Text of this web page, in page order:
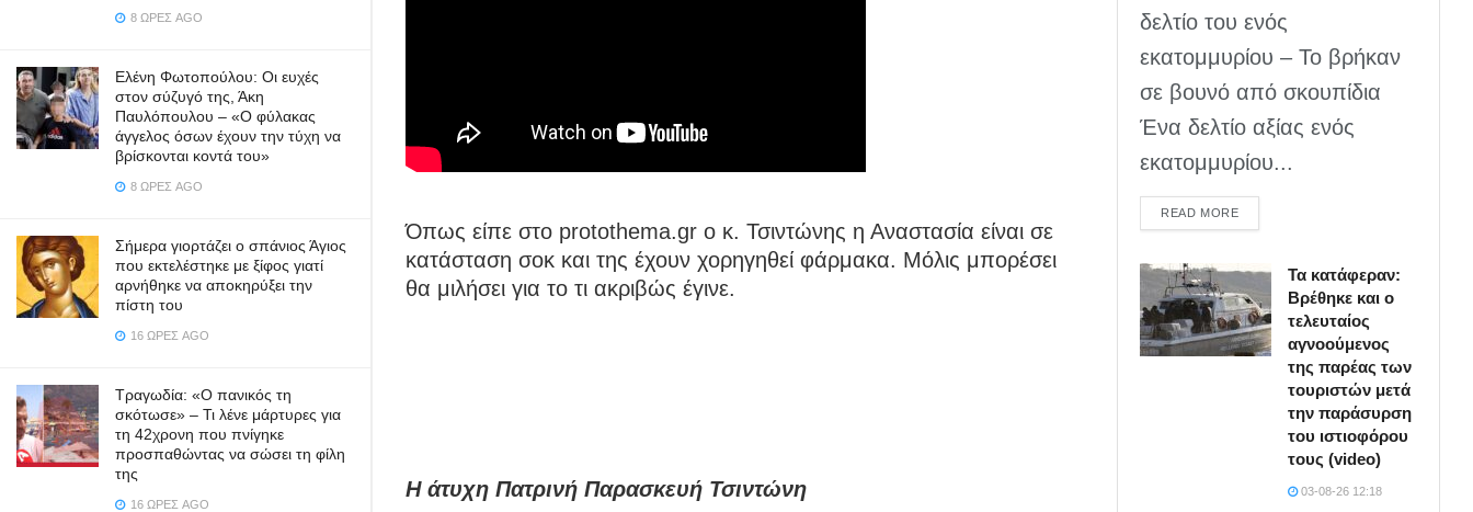
8 ΏΡΕΣ AGO
Ελένη Φωτοπούλου: Οι ευχές
στον σύζυγό της, Άκη
Παυλόπουλου – «Ο φύλακας
άγγελος όσων έχουν την τύχη να
βρίσκονται κοντά του»
8 ΏΡΕΣ AGO
Σήμερα γιορτάζει ο σπάνιος Άγιος
που εκτελέστηκε με ξίφος γιατί
αρνήθηκε να αποκηρύξει την
πίστη του
16 ΏΡΕΣ AGO
Τραγωδία: «Ο πανικός τη
σκότωσε» – Τι λένε μάρτυρες για
τη 42χρονη που πνίγηκε
προσπαθώντας να σώσει τη φίλη
της
16 ΏΡΕΣ AGO
Όπως είπε στο protothema.gr ο κ. Τσιντώνης η Αναστασία είναι σε
κατάσταση σοκ και της έχουν χορηγηθεί φάρμακα. Μόλις μπορέσει
θα μιλήσει για το τι ακριβώς έγινε.
Η άτυχη Πατρινή Παρασκευή Τσιντώνη
δελτίο του ενός
εκατομμυρίου – Το βρήκαν
σε βουνό από σκουπίδια
Ένα δελτίο αξίας ενός
εκατομμυρίου...
READ MOREDETAILS
Τα κατάφεραν:
Βρέθηκε και ο
τελευταίος
αγνοούμενος
της παρέας των
τουριστών μετά
την παράσυρση
του ιστιοφόρου
τους (video)
03-08-26 12:18